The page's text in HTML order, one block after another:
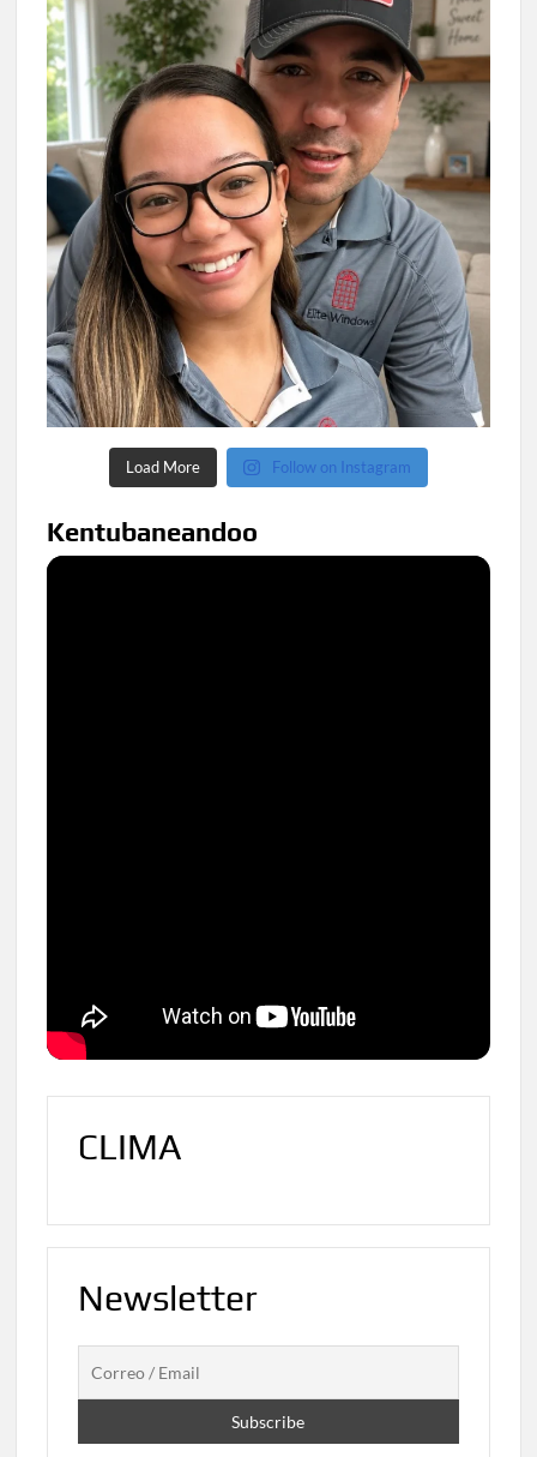
Load More Follow on Instagram
Kentubaneandoo
CLIMA
Newsletter